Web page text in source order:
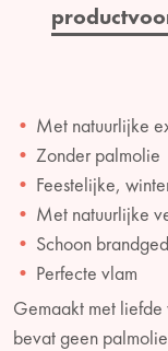
Met natuurlijke
Zonder palmolie
Feestelijke,
Met natuurlijke
Schoon
Perfecte vlam
Gemaakt met liefde
bevat geen